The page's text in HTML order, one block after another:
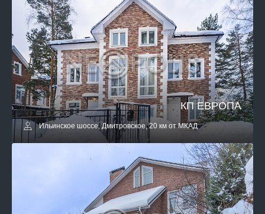
КП ЕВРОПА
Ильинское шоссе, Дмитровское, 20 км от МКАД